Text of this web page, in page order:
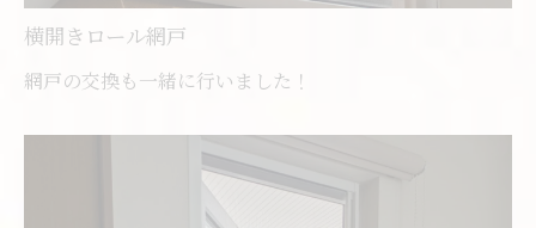
横開きロール網戸
網戸の交換も一緒に行いました！